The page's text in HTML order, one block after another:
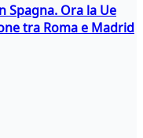
Spagna. Ora la Ue
tra Roma e Madrid